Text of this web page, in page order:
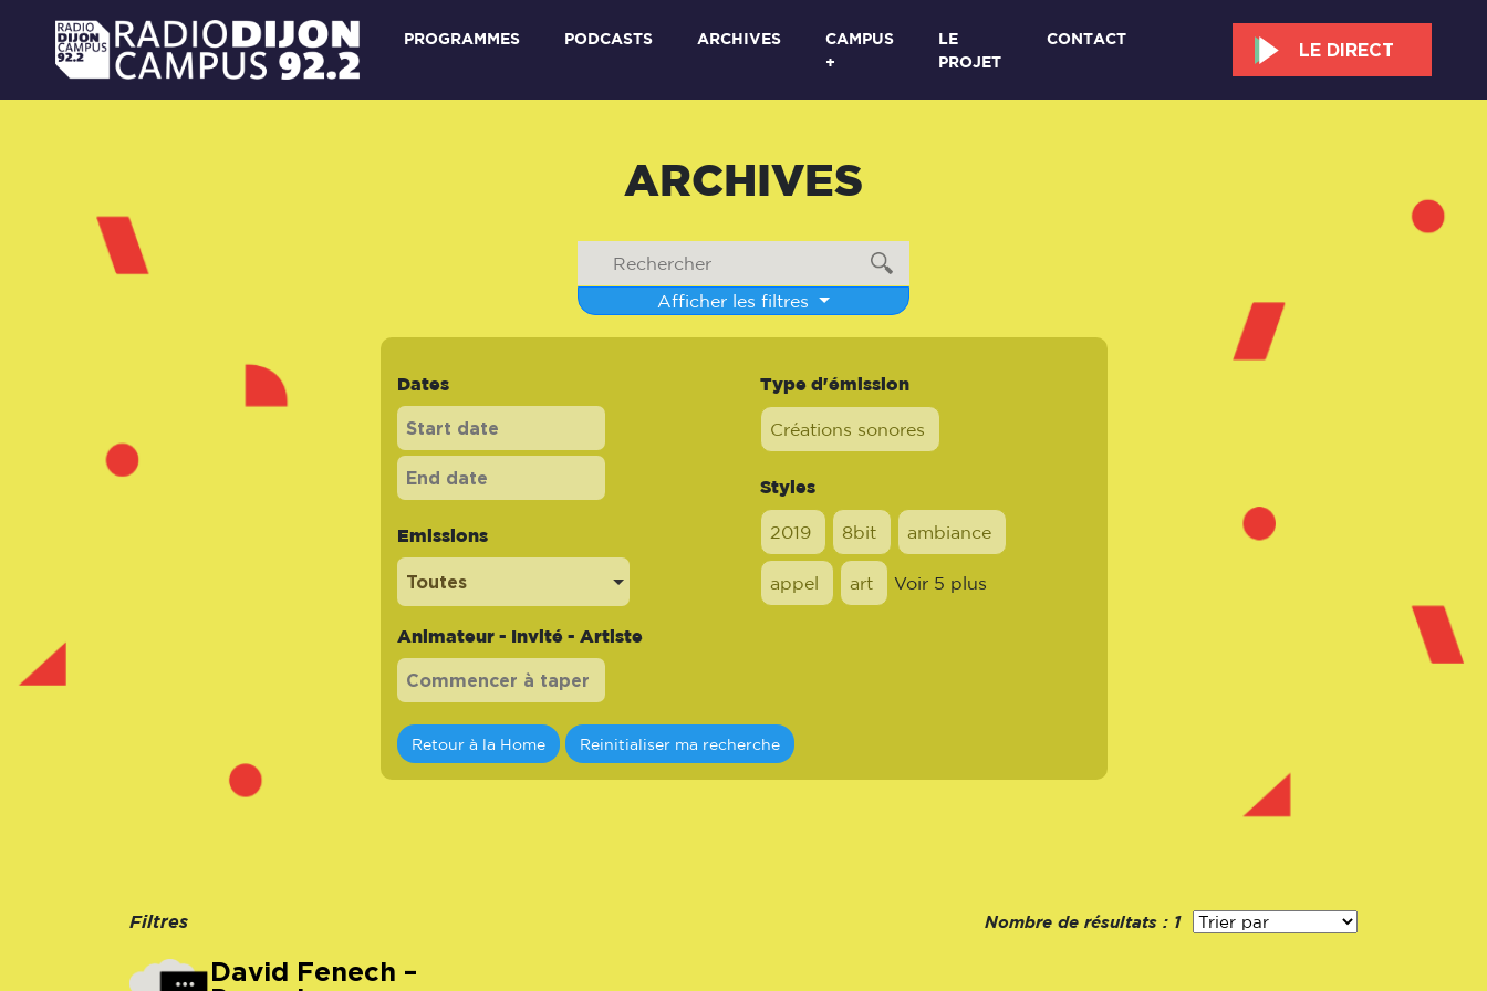
PROGRAMMES PODCASTS ARCHIVES
CAMPUS
+
LE
PROJET
CONTACT
LE DIRECT
ARCHIVES
Afficher les filtres
Dates
Emissions
Toutes
Animateur - Invité - Artiste
Type d'émission
Créations sonores
Styles
2019 8bit ambiance
appel art Voir 5 plus
Retour à la Home Reinitialiser ma recherche
Filtres Nombre de résultats : 1
David Fenech –